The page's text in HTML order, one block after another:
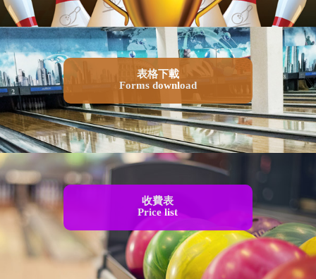
表格下載
Forms download
收費表
Price list